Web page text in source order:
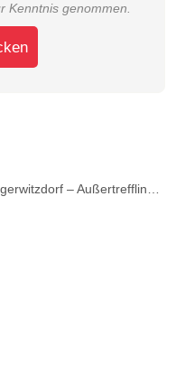
Kenntnis genommen.
– Außertreffling